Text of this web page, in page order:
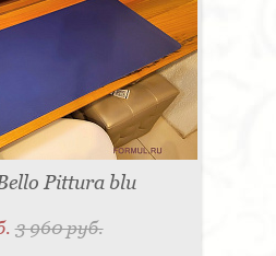
Pittura blu
3 960 руб.